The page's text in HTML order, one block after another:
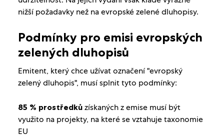
nižší požadavky než na evropské zelené dluhopisy.
Podmínky pro emisi evropských
zelených dluhopisů
Emitent, který chce užívat označení "evropský
zelený dluhopis", musí splnit tyto podmínky:
85 % prostředkůzískaných z emise musí být
využito na projekty, na které se vztahuje taxonomie
EU